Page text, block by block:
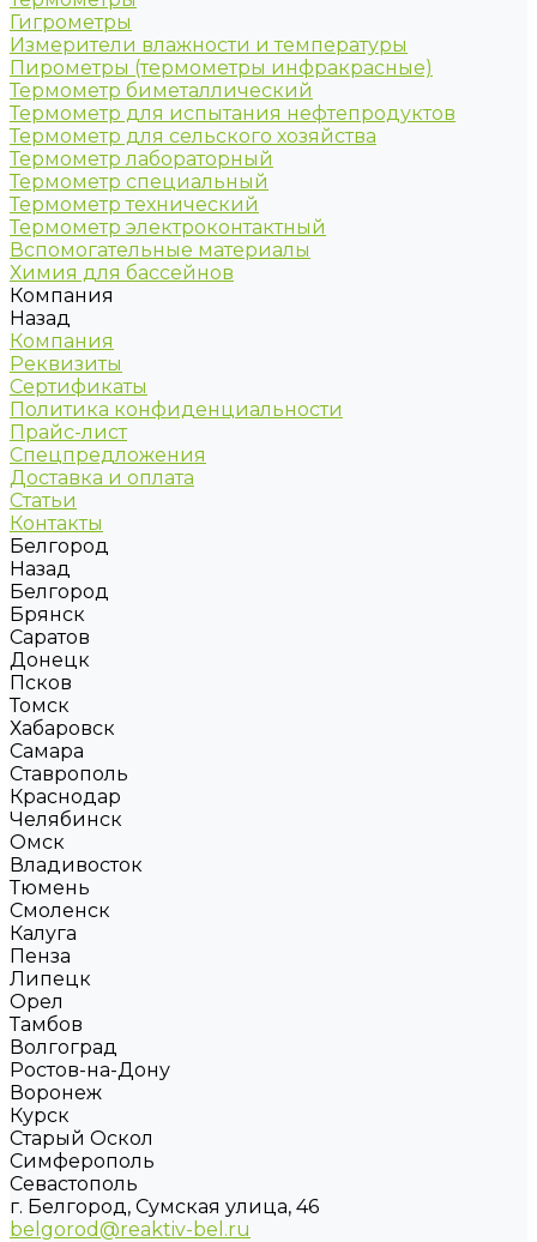
Гигрометры
Измерители влажности и температуры
Пирометры (термометры инфракрасные)
Термометр биметаллический
Термометр для испытания нефтепродуктов
Термометр для сельского хозяйства
Термометр лабораторный
Термометр специальный
Термометр технический
Термометр электроконтактный
Вспомогательные материалы
Химия для бассейнов
Компания
Назад
Компания
Реквизиты
Сертификаты
Политика конфиденциальности
Прайс-лист
Спецпредложения
Доставка и оплата
Статьи
Контакты
Белгород
Назад
Белгород
Брянск
Саратов
Донецк
Псков
Томск
Хабаровск
Самара
Ставрополь
Краснодар
Челябинск
Омск
Владивосток
Тюмень
Смоленск
Калуга
Пенза
Липецк
Орел
Тамбов
Волгоград
Ростов-на-Дону
Воронеж
Курск
Старый Оскол
Симферополь
Севастополь
г. Белгород, Сумская улица, 46
belgorod@reaktiv-bel.ru